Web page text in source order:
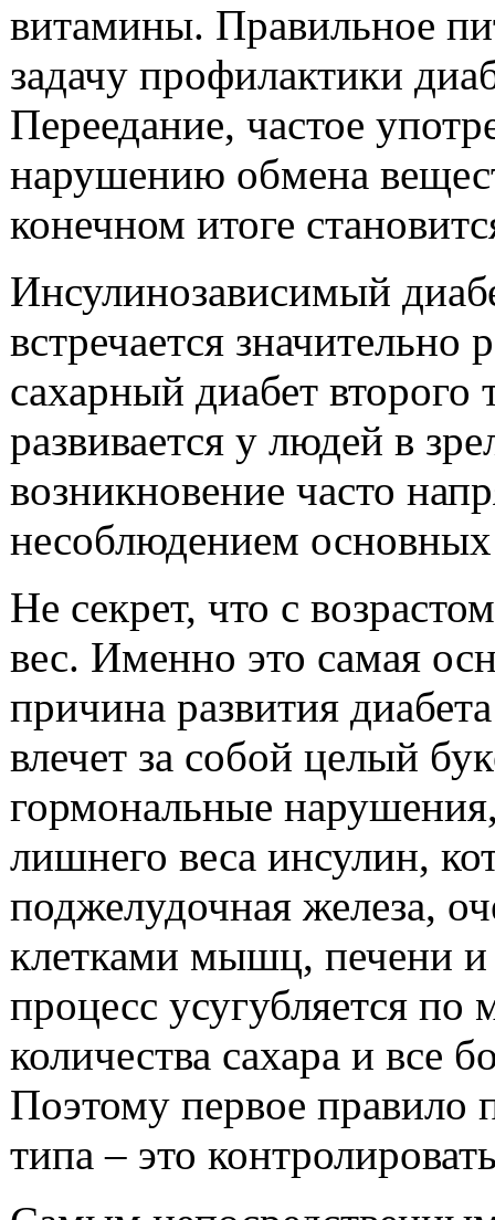
витамины. Правильное
задачу профилактики
Переедание, частое
нарушению обмена
конечном итоге
Инсулинозависимый
встречается
сахарный диабет
развивается у людей в
возникновение часто
несоблюдением
Не секрет, что с
вес. Именно это самая
причина развития
влечет за собой целый
гормональные
лишнего веса инсулин,
поджелудочная железа,
клетками мышц, печени
процесс усугубляется по
количества сахара и все
Поэтому первое правило
типа – это